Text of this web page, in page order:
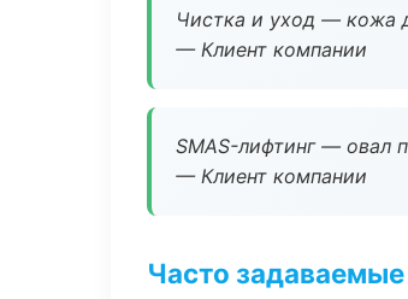
Чистка и уход — кожа
— Клиент компании
SMAS-лифтинг — овал
— Клиент компании
Часто